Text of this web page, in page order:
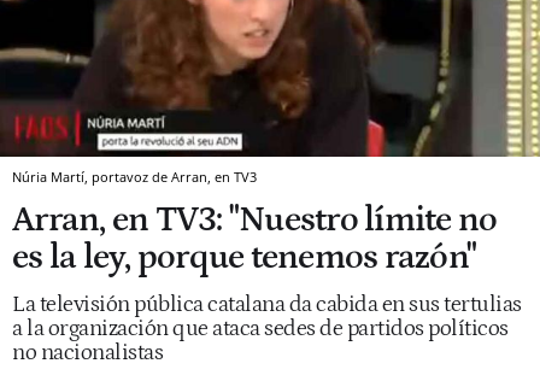
Núria Martí, portavoz de Arran, en TV3
Arran, en TV3: "Nuestro límite no
es la ley, porque tenemos razón"
La televisión pública catalana da cabida en sus tertulias
a la organización que ataca sedes de partidos políticos
no nacionalistas